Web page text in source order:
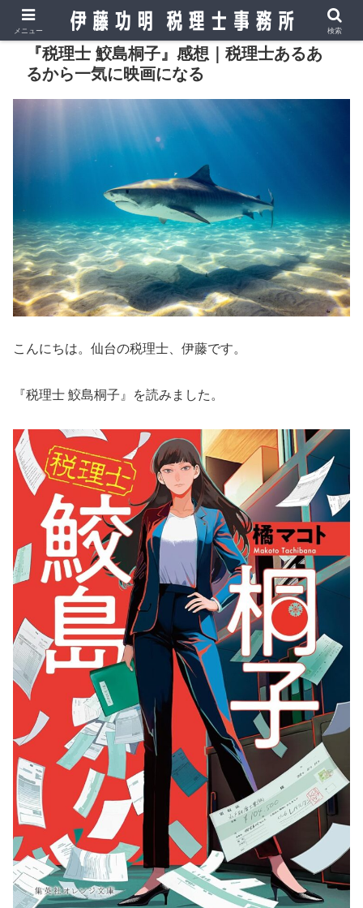
『税理士 鮫島桐子』感想｜税理士あるあ
るから一気に映画になる
こんにちは。仙台の税理士、伊藤です。
『税理士 鮫島桐子』を読みました。
メニュー 検索